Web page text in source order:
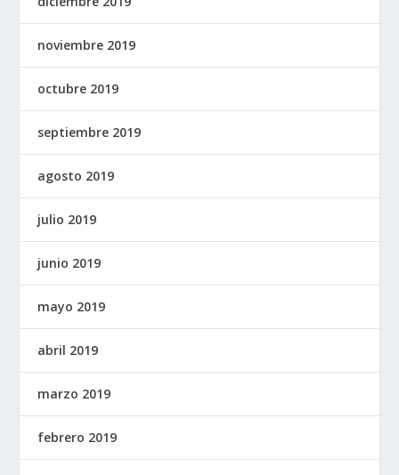
noviembre 2019
octubre 2019
septiembre 2019
agosto 2019
julio 2019
junio 2019
mayo 2019
abril 2019
marzo 2019
febrero 2019